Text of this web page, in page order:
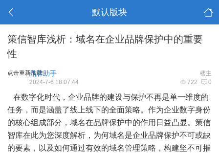
默认版块
策信智库浅析：域名在企业品牌保护中的重要
性
点击重新加载 楼主
品牌助手
722 0
2024-7-6 18:07:44
在数字化时代，企业品牌的建设与保护不再是单一维度的
任务，而是涵盖了线上线下的全面策略。作为企业数字身份
的核心组成部分，域名在品牌保护中的作用日益凸显。策信
智库在此为您深度解析，为何域名是企业品牌保护不可或缺
的要素，以及如何通过有效的域名管理策略，构建坚不可摧